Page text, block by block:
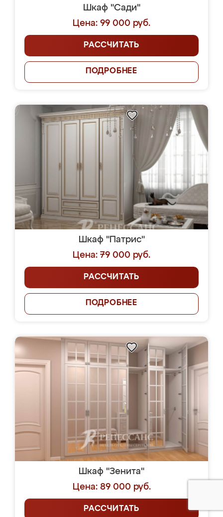
Шкаф "Сади"
Цена: 99 000 руб.
РАССЧИТАТЬ
ПОДРОБНЕЕ
Шкаф "Патрис"
Цена: 79 000 руб.
РАССЧИТАТЬ
ПОДРОБНЕЕ
Шкаф "Зенита"
Цена: 89 000 руб.
РАССЧИТАТЬ